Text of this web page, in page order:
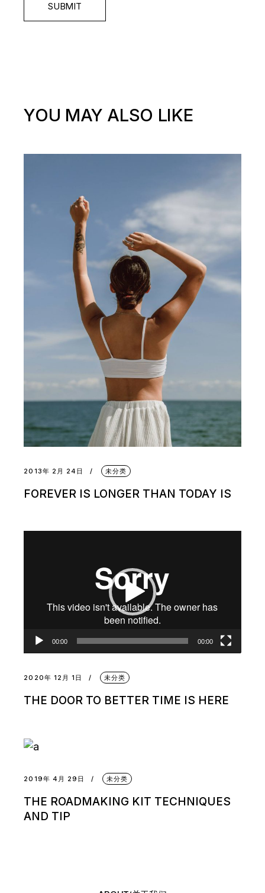
SUBMIT
YOU MAY ALSO LIKE
2013年 2月 24日 未分类
FOREVER IS LONGER THAN TODAY IS
00:00 00:00
2020年 12月 1日 未分类
THE DOOR TO BETTER TIME IS HERE
2019年 4月 29日 未分类
THE ROADMAKING KIT TECHNIQUES
AND TIP